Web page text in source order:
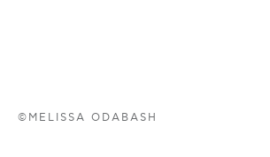
©MELISSA ODABASH